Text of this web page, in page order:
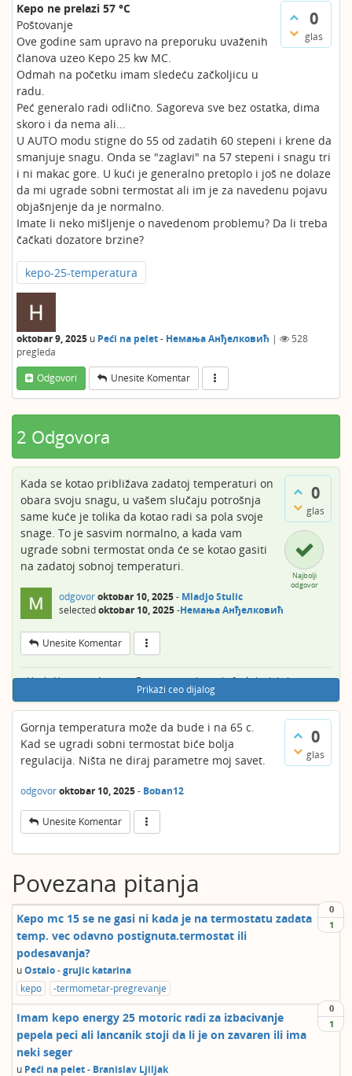
0
glas
Kepo ne prelazi 57 °C
Poštovanje
Ove godine sam upravo na preporuku uvaženih
članova uzeo Kepo 25 kw MC.
Odmah na početku imam sledeću začkoljicu u
radu.
Peć generalo radi odlično. Sagoreva sve bez ostatka, dima
skoro i da nema ali...
U AUTO modu stigne do 55 od zadatih 60 stepeni i krene da
smanjuje snagu. Onda se "zaglavi" na 57 stepeni i snagu tri
i ni makac gore. U kući je generalno pretoplo i još ne dolaze
da mi ugrade sobni termostat ali im je za navedenu pojavu
objašnjenje da je normalno.
Imate li neko mišljenje o navedenom problemu? Da li treba
čačkati dozatore brzine?
kepo-25-temperatura
oktobar 9, 2025 u Peći na pelet- Немања Анђелковић |
528
pregleda
Odgovori
Unesite Komentar
2 Odgovora
0
glas
Najbolji
odgovor
Kada se kotao približava zadatoj temperaturi on
obara svoju snagu, u vašem slučaju potrošnja
same kuće je tolika da kotao radi sa pola svoje
snage. To je sasvim normalno, a kada vam
ugrade sobni termostat onda će se kotao gasiti
na zadatoj sobnoj temperaturi.
odgovoroktobar 10, 2025- Mladjo Stulic
selectedoktobar 10, 2025-Немања Анђелковић
Unesite Komentar
Hvala Vam na odgovoru. Da razumem ja način funkcioninja i sve to.
Nego sam negde očekivao da kad već obara snagu dođe i do 58 i
snagu2 ili 59 a 1. Samo mi je čudno to stajanje na 57 čak i danas
kada je napolju 15 stepeni.
komentar oktobar 10, 2025 - Немања Анђелковић
Prikaži ceo dijalog
0
glas
Gornja temperatura može da bude i na 65 c.
Kad se ugradi sobni termostat biće bolja
regulacija. Ništa ne diraj parametre moj savet.
odgovoroktobar 10, 2025- Boban12
Unesite Komentar
Povezana pitanja
0
1
Kepo mc 15 se ne gasi ni kada je na termostatu zadata
temp. vec odavno postignuta.termostat ili
podesavanja?
uOstalo-grujic katarina
kepo
-termometar-pregrevanje
0
1
Imam kepo energy 25 motoric radi za izbacivanje
pepela peci ali lancanik stoji da li je on zavaren ili ima
neki seger
u Peći na pelet- Branislav Ljiljak